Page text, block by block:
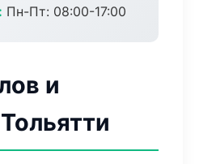
Пн-Пт: 08:00-17:00
и